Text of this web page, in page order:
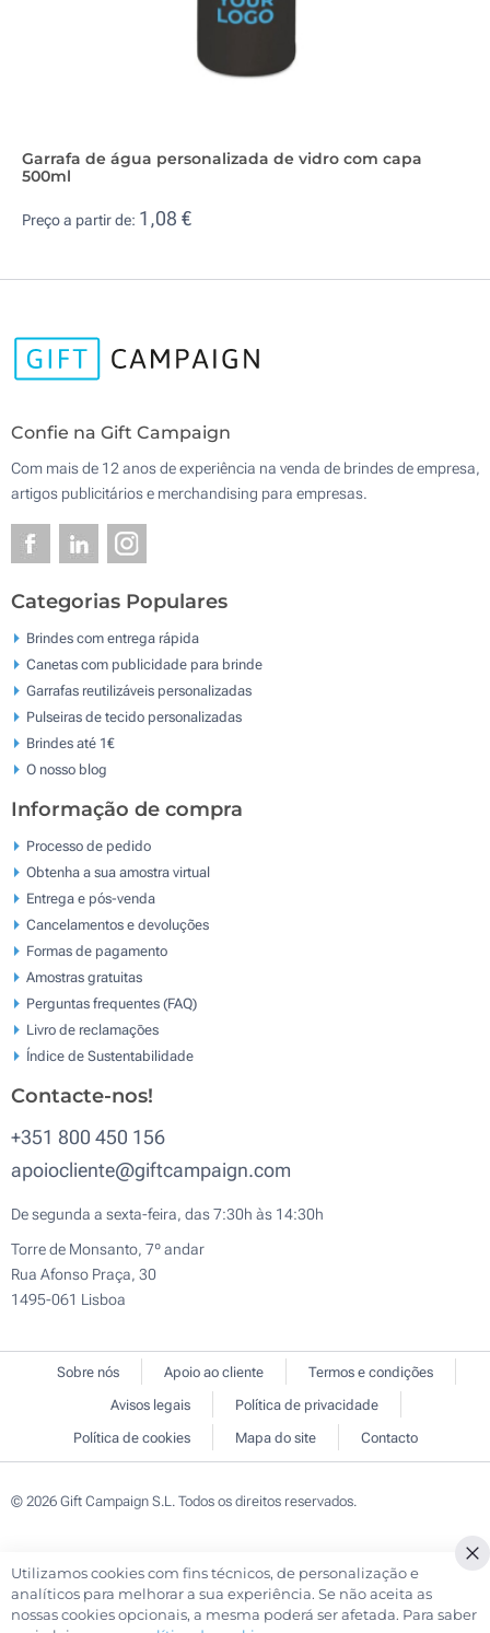
Garrafa de água personalizada de vidro com capa
500ml
Preço a partir de: 1,08 €
Confie na Gift Campaign
Com mais de 12 anos de experiência na venda de brindes de empresa,
artigos publicitários e merchandising para empresas.
Categorias Populares
Brindes com entrega rápida
Canetas com publicidade para brinde
Garrafas reutilizáveis personalizadas
Pulseiras de tecido personalizadas
Brindes até 1€
O nosso blog
Informação de compra
Processo de pedido
Obtenha a sua amostra virtual
Entrega e pós-venda
Cancelamentos e devoluções
Formas de pagamento
Amostras gratuitas
Perguntas frequentes (FAQ)
Livro de reclamaçōes
Índice de Sustentabilidade
Contacte-nos!
+351 800 450 156
apoiocliente@giftcampaign.com
De segunda a sexta-feira, das 7:30h às 14:30h
Torre de Monsanto, 7º andar
Rua Afonso Praça, 30
1495-061 Lisboa
Sobre nós Apoio ao cliente
Termos e condições
Avisos legais
Política de privacidade
Política de cookies
Mapa do site Contacto
© 2026 Gift Campaign S.L. Todos os direitos reservados.
Utilizamos cookies com fins técnicos, de personalização e
analíticos para melhorar a sua experiência. Se não aceita as
nossas cookies opcionais, a mesma poderá ser afetada. Para saber